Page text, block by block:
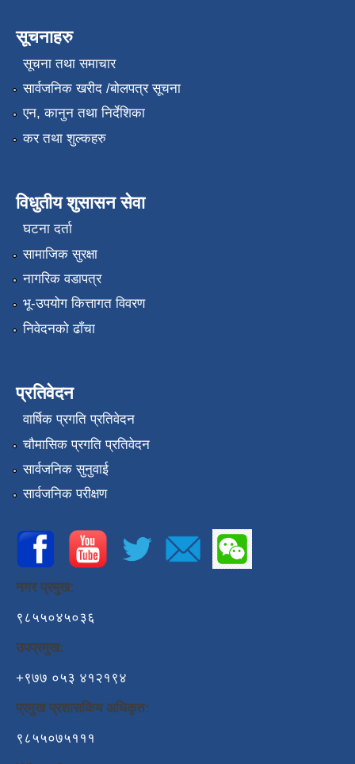
सूचनाहरु
सूचना तथा समाचार
सार्वजनिक खरीद /बोलपत्र सूचना
एन, कानुन तथा निर्देशिका
कर तथा शुल्कहरु
विधुतीय शुसासन सेवा
घटना दर्ता
सामाजिक सुरक्षा
नागरिक वडापत्र
भू-उपयोग कित्तागत विवरण
निवेदनको ढाँचा
प्रतिवेदन
वार्षिक प्रगति प्रतिवेदन
चौमासिक प्रगति प्रतिवेदन
सार्वजनिक सुनुवाई
सार्वजनिक परीक्षण
नगर प्रमुख:
९८५५०४५०३६
उपप्रमुख:
+९७७ ०५३ ४१२१९४
प्रमुख प्रशासकिय अधिकृत:
९८५५०७५१११